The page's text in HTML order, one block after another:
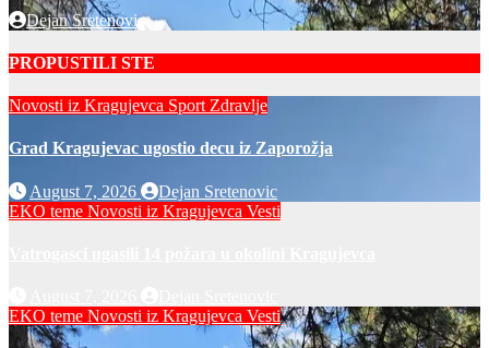
Dejan Sretenovic
PROPUSTILI STE
Novosti iz Kragujevca Sport Zdravlje
Grad Kragujevac ugostio decu iz Zaporožja
August 7, 2026
Dejan Sretenovic
EKO teme Novosti iz Kragujevca Vesti
EKO teme Novosti iz Kragujevca Vesti